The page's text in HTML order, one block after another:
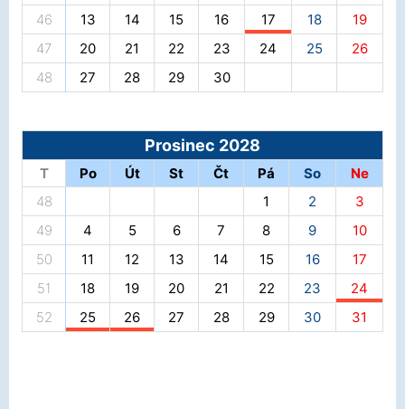
46
13 14 15 16 17 18
19
47
20 21 22 23 24 25
26
48
27 28 29 30
Prosinec 2028
T Po Út St Čt Pá So
Ne
48
1 2
3
49
4 5 6 7 8 9
10
50
11 12 13 14 15 16
17
51
18 19 20 21 22 23
24
52
25 26 27 28 29 30 31